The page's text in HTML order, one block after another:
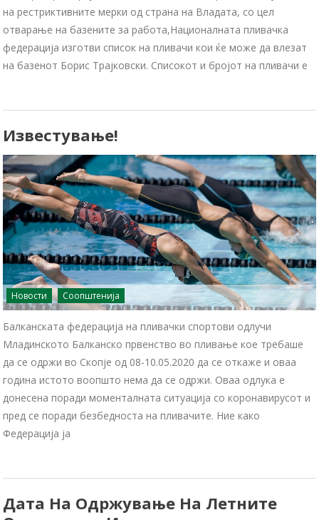
на рестриктивните мерки од страна на Владата, со цел
отварање на базените за работа,Националната пливачка
федерација изготви список на пливачи кои ќе може да влезат
на базенот Борис Трајковски. Списокот и бројот на пливачи е
Известување!
Новости Соопштенија
Балканската федерација на пливачки спортови одлучи
Младинското Балканско првенство во пливање кое требаше
да се одржи во Скопје од 08-10.05.2020 да се откаже и оваа
година истото воопшто нема да се одржи. Оваа одлука е
донесена поради моменталната ситуација со коронавирусот и
пред се поради безбедноста на пливачите. Ние како
Федерација ја
Дата На Одржување На Летните